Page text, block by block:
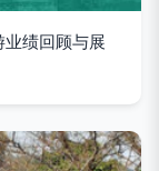
绩回顾与展